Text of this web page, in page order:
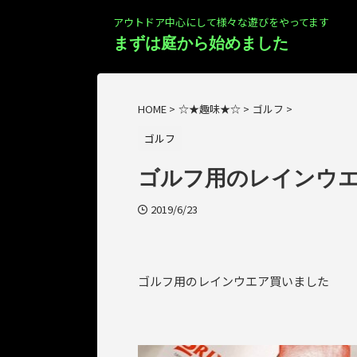
アウトドア中心にして様々な遊びをやってます
まずは庭から始めました
HOME > ☆★趣味★☆ > ゴルフ >
ゴルフ
ゴルフ用のレインウ
2019/6/23
ゴルフ用のレインウエア買いました